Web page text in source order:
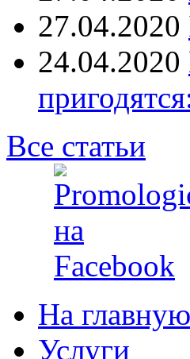
27.04.2020
24.04.2020
Все статьи
На главную
Услуги